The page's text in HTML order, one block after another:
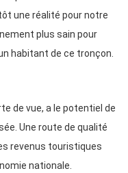
une réalité pour notre
plus sain pour
habitant de ce tronçon.
de vue, a le potentiel de
Une route de qualité
revenus touristiques
nationale.